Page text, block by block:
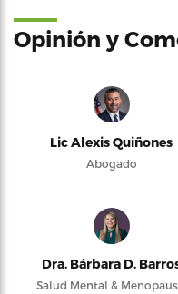
Opinión y
Lic Alexis Quiñones
Abogado
Dra. Bárbara D.
Salud Mental &